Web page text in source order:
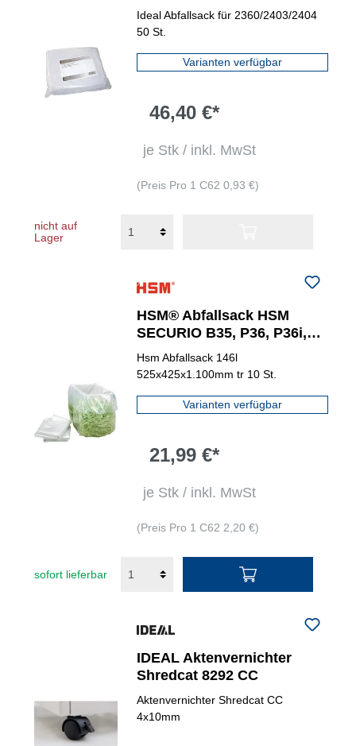
2445, 2465
Ideal Abfallsack für 2360/2403/2404
50 St.
Varianten verfügbar
46,40 €*
je Stk / inkl. MwSt
(Preis Pro 1 C62 0,93 €)
nicht auf
Lager
HSM® Abfallsack HSM
SECURIO B35, P36, P36i,
P40, P40i, Pure 630, 730,
740, 830, Classic 390, 411
Hsm Abfallsack 146l
525x425x1.100mm tr 10 St.
Varianten verfügbar
21,99 €*
je Stk / inkl. MwSt
(Preis Pro 1 C62 2,20 €)
sofort lieferbar
IDEAL Aktenvernichter
Shredcat 8292 CC
Aktenvernichter Shredcat CC
4x10mm